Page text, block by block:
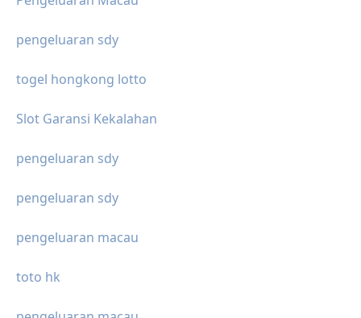
pengeluaran sdy
togel hongkong lotto
Slot Garansi Kekalahan
pengeluaran sdy
pengeluaran sdy
pengeluaran macau
toto hk